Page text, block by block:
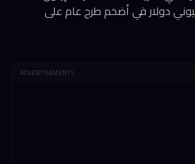
دولار في أضخم طرح عام على
ADVERTISEMENTS